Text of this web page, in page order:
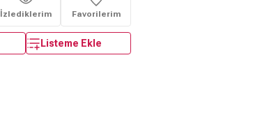
İzlediklerim Favorilerim
Listeme Ekle